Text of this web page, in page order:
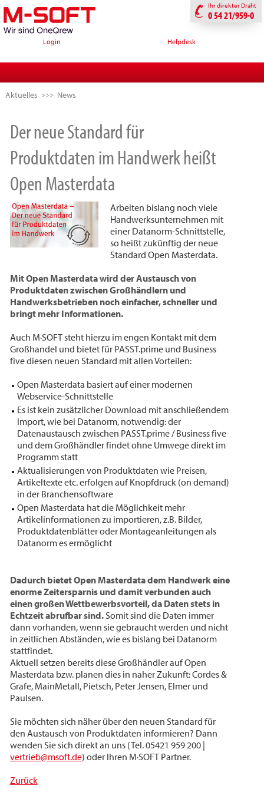
Login Helpdesk
Ihr direkter Draht
0 54 21/959-0
Aktuelles News
Der neue Standard für
Produktdaten im Handwerk heißt
Open Masterdata
Arbeiten bislang noch viele
Handwerksunternehmen mit
einer Datanorm-Schnittstelle,
so heißt zukünftig der neue
Standard Open Masterdata.
Mit Open Masterdata wird der Austausch von
Produktdaten zwischen Großhändlern und
Handwerksbetrieben noch einfacher, schneller und
bringt mehr Informationen.
Auch M·SOFT steht hierzu im engen Kontakt mit dem
Großhandel und bietet für PASST.prime und Business
five diesen neuen Standard mit allen Vorteilen:
Open Masterdata basiert auf einer modernen
Webservice-Schnittstelle
Es ist kein zusätzlicher Download mit anschließendem
Import, wie bei Datanorm, notwendig: der
Datenaustausch zwischen PASST.prime / Business five
und dem Großhändler findet ohne Umwege direkt im
Programm statt
Aktualisierungen von Produktdaten wie Preisen,
Artikeltexte etc. erfolgen auf Knopfdruck (on demand)
in der Branchensoftware
Open Masterdata hat die Möglichkeit mehr
Artikelinformationen zu importieren, z.B. Bilder,
Produktdatenblätter oder Montageanleitungen als
Datanorm es ermöglicht
Dadurch bietet Open Masterdata dem Handwerk eine
enorme Zeitersparnis und damit verbunden auch
einen großen Wettbewerbsvorteil, da Daten stets in
Echtzeit abrufbar sind.Somit sind die Daten immer
dann vorhanden, wenn sie gebraucht werden und nicht
in zeitlichen Abständen, wie es bislang bei Datanorm
stattfindet.
Aktuell setzen bereits diese Großhändler auf Open
Masterdata bzw. planen dies in naher Zukunft: Cordes &
Grafe, MainMetall, Pietsch, Peter Jensen, Elmer und
Paulsen.
Sie möchten sich näher über den neuen Standard für
den Austausch von Produktdaten informieren? Dann
wenden Sie sich direkt an uns (Tel. 05421 959 200 |
vertrieb@msoft.de) oder Ihren M·SOFT Partner.
Zurück